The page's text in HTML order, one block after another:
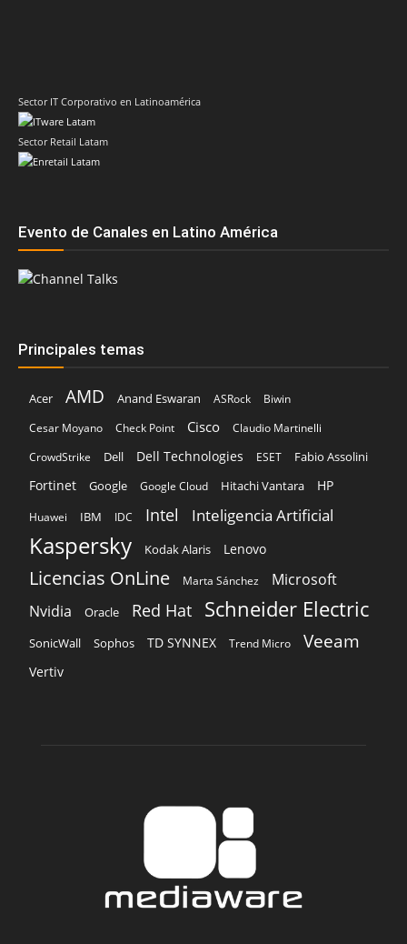
Sector IT Corporativo en Latinoamérica
Sector Retail Latam
Evento de Canales en Latino América
Principales temas
Acer AMD Anand Eswaran ASRock
Biwin
Cesar Moyano
Check Point Cisco
Claudio Martinelli
CrowdStrike
Dell Dell Technologies ESET Fabio Assolini
Fortinet Google Google Cloud Hitachi Vantara HP
Huawei IBM IDC Intel Inteligencia Artificial
Kaspersky Kodak Alaris Lenovo
Licencias OnLine Marta Sánchez
Microsoft
Nvidia
Oracle Red Hat Schneider Electric
SonicWall Sophos TD SYNNEX Trend Micro Veeam
Vertiv